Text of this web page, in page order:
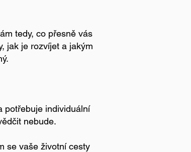
tedy, co přesně vás
jak je rozvíjet a jakým
potřebuje individuální
nebude.
se vaše životní cesty